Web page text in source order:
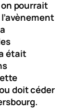
pourrait
l’avènement
était
doit céder